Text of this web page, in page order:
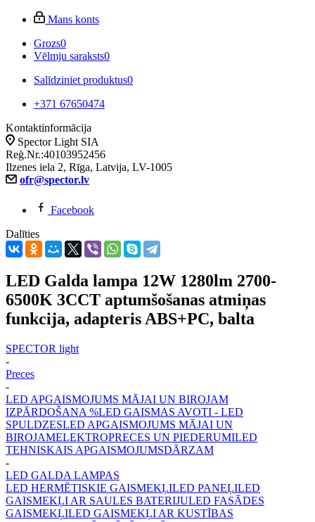
Mans konts
Grozs0
Vēlmju saraksts0
Salīdziniet produktus0
+371 67650474
Kontaktinformācija
Spector Light SIA
Reģ.Nr.:40103952456
Ilzenes iela 2, Rīga, Latvija, LV-1005
ofr@spector.lv
Facebook
Dalīties
LED Galda lampa 12W 1280lm 2700-
6500K 3CCT aptumšošanas atmiņas
funkcija, adapteris ABS+PC, balta
SPECTOR light
-
Preces
-
LED APGAISMOJUMS MĀJAI UN BIROJAM
IZPĀRDOŠANA %LED GAISMAS AVOTI - LED
SPULDZESLED APGAISMOJUMS MĀJAI UN
BIROJAMELEKTROPRECES UN PIEDERUMILED
TEHNISKAIS APGAISMOJUMSDĀRZAM
-
LED GALDA LAMPAS
LED HERMĒTISKIE GAISMEKĻILED PANEĻILED
GAISMEKĻI AR SAULES BATERIJULED FASĀDES
GAISMEKĻILED GAISMEKĻI AR KUSTĪBAS